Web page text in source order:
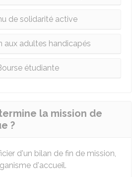
de solidarité active
aux adultes handicapés
étudiante
la mission de
?
d'un bilan de fin de mission,
d'accueil.